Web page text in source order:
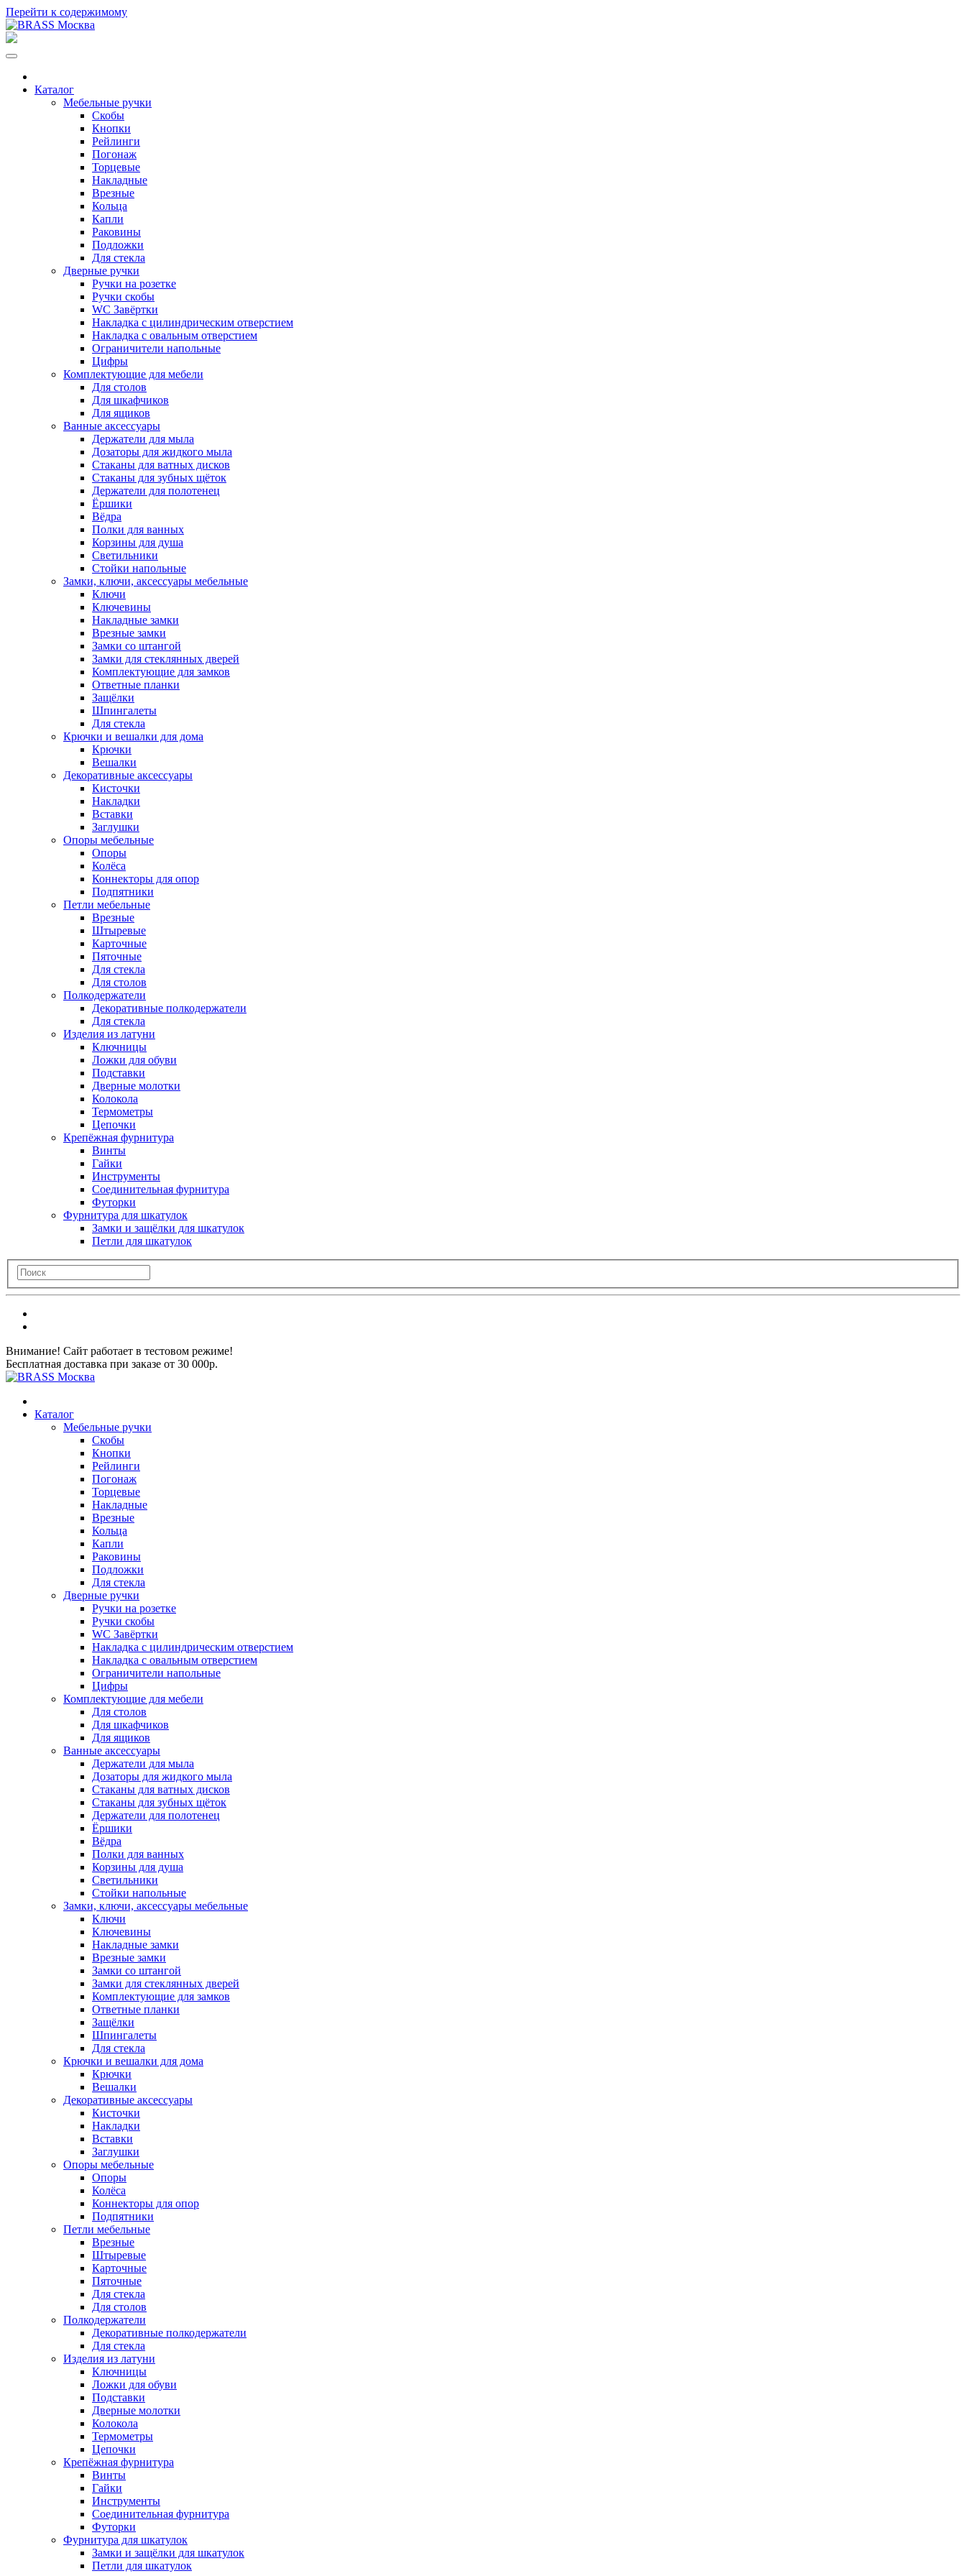
Перейти к содержимому
Каталог
Мебельные ручки
Скобы
Кнопки
Рейлинги
Погонаж
Торцевые
Накладные
Врезные
Кольца
Капли
Раковины
Подложки
Для стекла
Дверные ручки
Ручки на розетке
Ручки скобы
WC Завёртки
Накладка с цилиндрическим отверстием
Накладка с овальным отверстием
Ограничители напольные
Цифры
Комплектующие для мебели
Для столов
Для шкафчиков
Для ящиков
Ванные аксессуары
Держатели для мыла
Дозаторы для жидкого мыла
Стаканы для ватных дисков
Стаканы для зубных щёток
Держатели для полотенец
Ёршики
Вёдра
Полки для ванных
Корзины для душа
Светильники
Стойки напольные
Замки, ключи, аксессуары мебельные
Ключи
Ключевины
Накладные замки
Врезные замки
Замки со штангой
Замки для стеклянных дверей
Комплектующие для замков
Ответные планки
Защёлки
Шпингалеты
Для стекла
Крючки и вешалки для дома
Крючки
Вешалки
Декоративные аксессуары
Кисточки
Накладки
Вставки
Заглушки
Опоры мебельные
Опоры
Колёса
Коннекторы для опор
Подпятники
Петли мебельные
Врезные
Штыревые
Карточные
Пяточные
Для стекла
Для столов
Полкодержатели
Декоративные полкодержатели
Для стекла
Изделия из латуни
Ключницы
Ложки для обуви
Подставки
Дверные молотки
Колокола
Термометры
Цепочки
Крепёжная фурнитура
Винты
Гайки
Инструменты
Соединительная фурнитура
Футорки
Фурнитура для шкатулок
Замки и защёлки для шкатулок
Петли для шкатулок
Внимание! Сайт работает в тестовом режиме!
Бесплатная доставка при заказе от 30 000р.
Каталог
Мебельные ручки
Скобы
Кнопки
Рейлинги
Погонаж
Торцевые
Накладные
Врезные
Кольца
Капли
Раковины
Подложки
Для стекла
Дверные ручки
Ручки на розетке
Ручки скобы
WC Завёртки
Накладка с цилиндрическим отверстием
Накладка с овальным отверстием
Ограничители напольные
Цифры
Комплектующие для мебели
Для столов
Для шкафчиков
Для ящиков
Ванные аксессуары
Держатели для мыла
Дозаторы для жидкого мыла
Стаканы для ватных дисков
Стаканы для зубных щёток
Держатели для полотенец
Ёршики
Вёдра
Полки для ванных
Корзины для душа
Светильники
Стойки напольные
Замки, ключи, аксессуары мебельные
Ключи
Ключевины
Накладные замки
Врезные замки
Замки со штангой
Замки для стеклянных дверей
Комплектующие для замков
Ответные планки
Защёлки
Шпингалеты
Для стекла
Крючки и вешалки для дома
Крючки
Вешалки
Декоративные аксессуары
Кисточки
Накладки
Вставки
Заглушки
Опоры мебельные
Опоры
Колёса
Коннекторы для опор
Подпятники
Петли мебельные
Врезные
Штыревые
Карточные
Пяточные
Для стекла
Для столов
Полкодержатели
Декоративные полкодержатели
Для стекла
Изделия из латуни
Ключницы
Ложки для обуви
Подставки
Дверные молотки
Колокола
Термометры
Цепочки
Крепёжная фурнитура
Винты
Гайки
Инструменты
Соединительная фурнитура
Футорки
Фурнитура для шкатулок
Замки и защёлки для шкатулок
Петли для шкатулок